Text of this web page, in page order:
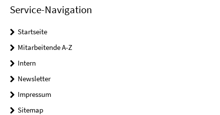
Service-Navigation
Startseite
Mitarbeitende A-Z
Intern
Newsletter
Impressum
Sitemap